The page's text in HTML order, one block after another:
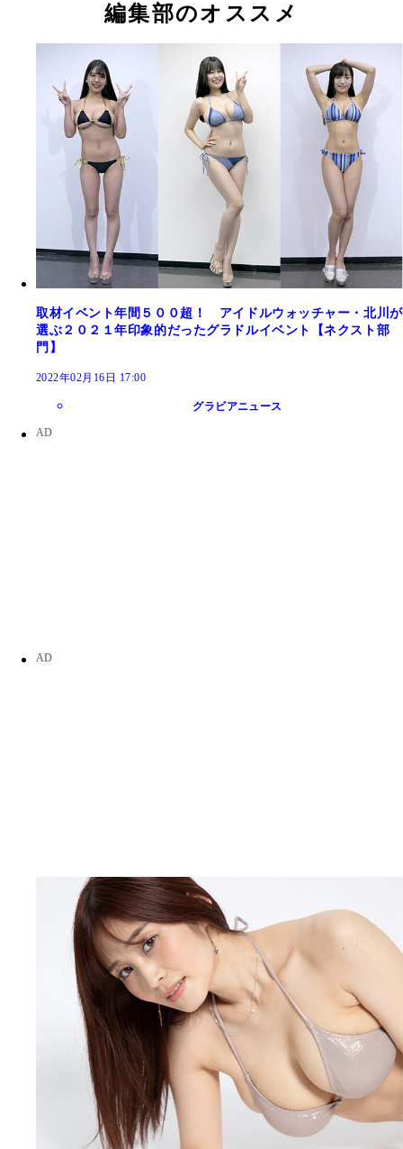
編集部のオススメ
取材イベント年間５００超！ アイドルウォッチャー・北川が
選ぶ２０２１年印象的だったグラドルイベント【ネクスト部
門】
2022年02月16日 17:00
グラビアニュース